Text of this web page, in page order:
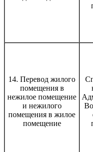
14. Перевод жилого
помещения в
нежилое помещение
и нежилого
помещения в жилое
помещение